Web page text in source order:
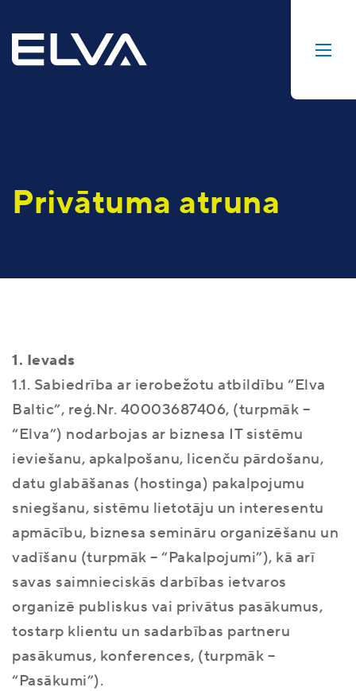
Privātuma atruna
1. Ievads
1.1. Sabiedrība ar ierobežotu atbildību “Elva
Baltic”, reģ.Nr. 40003687406, (turpmāk –
“Elva”) nodarbojas ar biznesa IT sistēmu
ieviešanu, apkalpošanu, licenču pārdošanu,
datu glabāšanas (hostinga) pakalpojumu
sniegšanu, sistēmu lietotāju un interesentu
apmācību, biznesa semināru organizēšanu un
vadīšanu (turpmāk – “Pakalpojumi”), kā arī
savas saimnieciskās darbības ietvaros
organizē publiskus vai privātus pasākumus,
tostarp klientu un sadarbības partneru
pasākumus, konferences, (turpmāk –
“Pasākumi”).